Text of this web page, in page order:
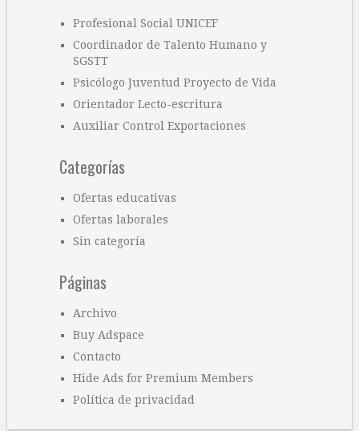
Leave a ReplyLo siento, debes estar
publicar un comentario.
Buscador de ofertas
Síguenos en Twitter
Síguenos en Facebook
Entradas recientes